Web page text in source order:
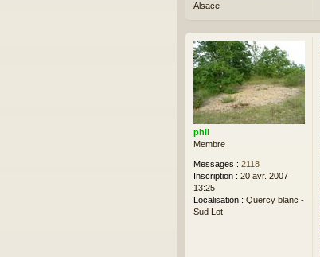
Alsace
phil
Membre
Messages : 2118
Inscription : 20 avr. 2007
13:25
Localisation : Quercy blanc -
Sud Lot